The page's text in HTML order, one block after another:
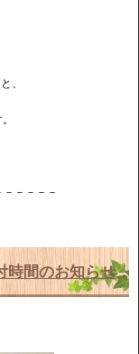
、
－－－－
時間のお知らせ